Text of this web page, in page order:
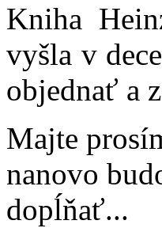
Kniha
vyšla v
objednať a
Majte
nanovo
dopĺňať...